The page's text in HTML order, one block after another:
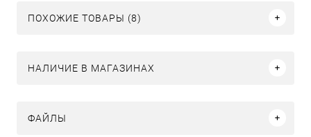
ПОХОЖИЕ ТОВАРЫ (8)
НАЛИЧИЕ В МАГАЗИНАХ
ФАЙЛЫ